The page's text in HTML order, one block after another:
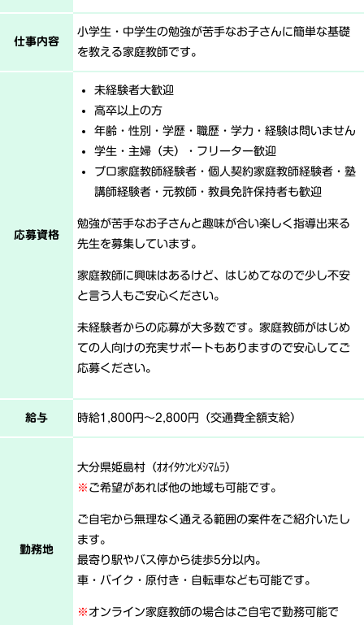
仕事内容
小学生・中学生の勉強が苦手なお子さんに簡単な基礎
を教える家庭教師です。
応募資格
未経験者大歓迎
高卒以上の方
年齢・性別・学歴・職歴・学力・経験は問いません
学生・主婦（夫）・フリーター歓迎
プロ家庭教師経験者・個人契約家庭教師経験者・塾
講師経験者・元教師・教員免許保持者も歓迎
勉強が苦手なお子さんと趣味が合い楽しく指導出来る
先生を募集しています。
家庭教師に興味はあるけど、はじめてなので少し不安
と言う人もご安心ください。
未経験者からの応募が大多数です。家庭教師がはじめ
ての人向けの充実サポートもありますので安心してご
応募ください。
給与 時給1,800円〜2,800円（交通費全額支給）
勤務地
大分県姫島村（ｵｵｲﾀｹﾝﾋﾒｼﾏﾑﾗ）
※ ご希望があれば他の地域も可能です。
ご自宅から無理なく通える範囲の案件をご紹介いたし
ます。
最寄り駅やバス停から徒歩5分以内。
車・バイク・原付き・自転車なども可能です。
※ オンライン家庭教師の場合はご自宅で勤務可能で